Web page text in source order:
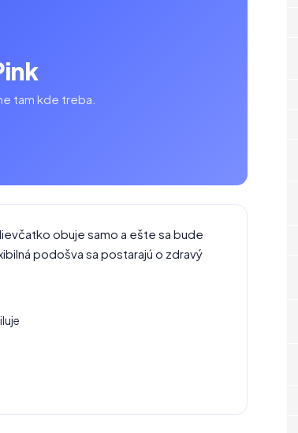
tam kde treba.
obuje samo a ešte sa bude
podošva sa postarajú o zdravý